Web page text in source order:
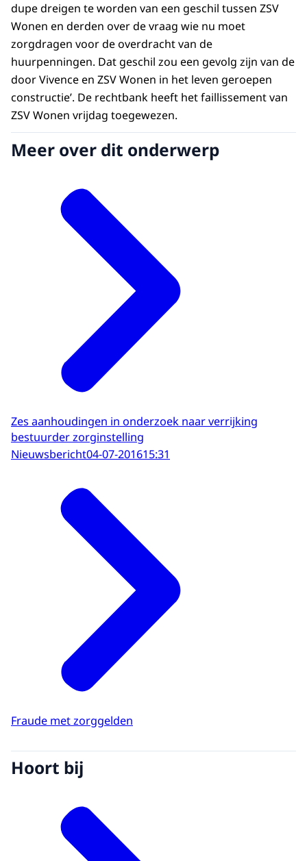
dupe dreigen te worden van een geschil tussen ZSV
Wonen en derden over de vraag wie nu moet
zorgdragen voor de overdracht van de
huurpenningen. Dat geschil zou een gevolg zijn van de
door Vivence en ZSV Wonen in het leven geroepen
constructie’. De rechtbank heeft het faillissement van
ZSV Wonen vrijdag toegewezen.
Meer over dit onderwerp
Zes aanhoudingen in onderzoek naar verrijking
bestuurder zorginstelling
Nieuwsbericht04-07-201615:31
Fraude met zorggelden
Hoort bij